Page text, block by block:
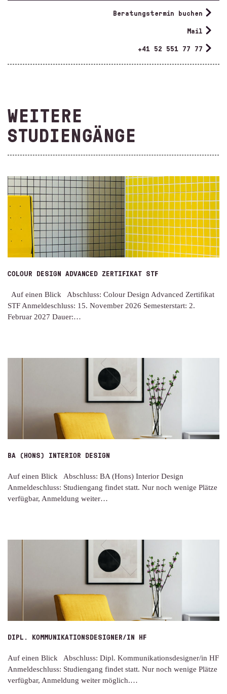
Beratungstermin buchen
Mail
+41 52 551 77 77
WEITERE
STUDIENGÄNGE
COLOUR DESIGN ADVANCED ZERTIFIKAT STF
Auf einen Blick Abschluss: Colour Design Advanced Zertifikat
STF Anmeldeschluss: 15. November 2026 Semesterstart: 2.
Februar 2027 Dauer:…
BA (HONS) INTERIOR DESIGN
Auf einen Blick Abschluss: BA (Hons) Interior Design
Anmeldeschluss: Studiengang findet statt. Nur noch wenige Plätze
verfügbar, Anmeldung weiter…
DIPL. KOMMUNIKATIONSDESIGNER/IN HF
Auf einen Blick Abschluss: Dipl. Kommunikationsdesigner/in HF
Anmeldeschluss: Studiengang findet statt. Nur noch wenige Plätze
verfügbar, Anmeldung weiter möglich.…